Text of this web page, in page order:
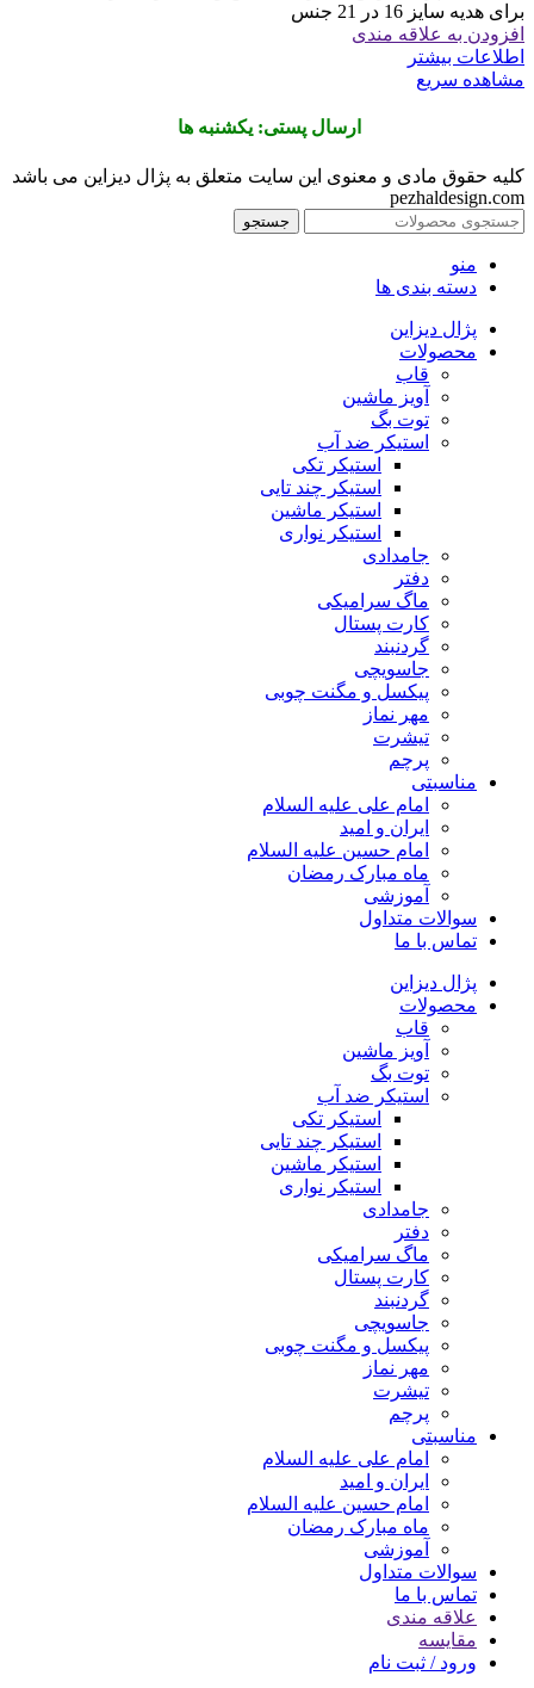
برای هدیه سایز 16 در 21 جنس
افزودن به علاقه مندی
اطلاعات بیشتر
مشاهده سریع
ارسال پستی: یکشنبه ها
کلیه حقوق مادی و معنوی این سایت متعلق به پژال دیزاین می باشد
pezhaldesign.com
جستجو
منو
دسته بندی ها
پژال دیزاین
محصولات
قاب
آویز ماشین
توت بگ
استیکر ضد آب
استیکر تکی
استیکر چند تایی
استیکر ماشین
استیکر نواری
جامدادی
دفتر
ماگ سرامیکی
کارت پستال
گردنبند
جاسویچی
پیکسل و مگنت چوبی
مهر نماز
تیشرت
پرچم
مناسبتی
امام علی علیه السلام
ایران و امید
امام حسین علیه السلام
ماه مبارک رمضان
آموزشی
سوالات متداول
تماس با ما
پژال دیزاین
محصولات
قاب
آویز ماشین
توت بگ
استیکر ضد آب
استیکر تکی
استیکر چند تایی
استیکر ماشین
استیکر نواری
جامدادی
دفتر
ماگ سرامیکی
کارت پستال
گردنبند
جاسویچی
پیکسل و مگنت چوبی
مهر نماز
تیشرت
پرچم
مناسبتی
امام علی علیه السلام
ایران و امید
امام حسین علیه السلام
ماه مبارک رمضان
آموزشی
سوالات متداول
تماس با ما
علاقه مندی
مقایسه
ورود / ثبت نام